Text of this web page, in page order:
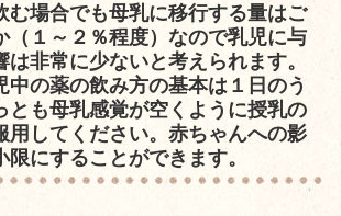
む場合でも母乳に移行する量はご
（１～２％程度）なので乳児に与
は非常に少ないと考えられます。
中の薬の飲み方の基本は１日のう
とも母乳感覚が空くように授乳の
用してください。赤ちゃんへの影
限にすることができます。